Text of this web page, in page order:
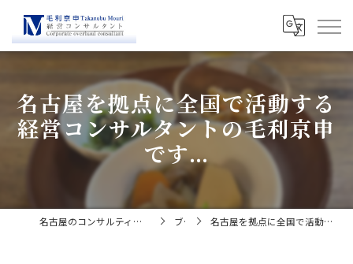
名古屋を拠点に全国で活動する
経営コンサルタントの毛利京申
です...
名古屋のコンサルティングなら経営コンサルタント毛利京申 ブログ 名古屋を拠点に全国で活動する経営コンサルタントの毛利京申です...